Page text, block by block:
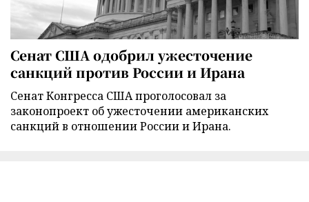
Сенат США одобрил ужесточение
санкций против России и Ирана
Сенат Конгресса США проголосовал за
законопроект об ужесточении американских
санкций в отношении России и Ирана.